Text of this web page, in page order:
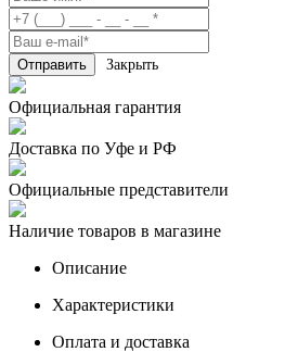
Закрыть
Официальная гарантия
Доставка по Уфе и РФ
Официальные представители
Наличие товаров в магазине
Описание
Характеристики
Оплата и доставка